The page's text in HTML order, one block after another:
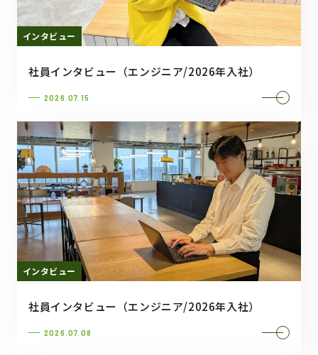
インタビュー
社員インタビュー（エンジニア/2026年入社）
2026.07.15
インタビュー
社員インタビュー（エンジニア/2026年入社）
2026.07.08